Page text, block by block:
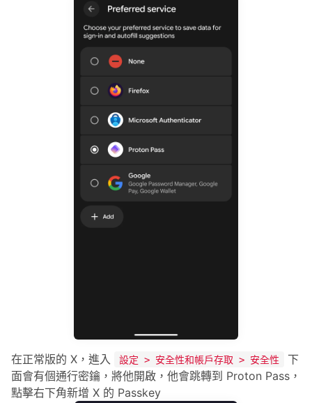
在正常版的 X，進入 設定 > 安全性和帳戶存取 > 安全性
下
面會有個通行密鑰，將他開啟，他會跳轉到 Proton Pass，
點擊右下角新增 X 的 Passkey